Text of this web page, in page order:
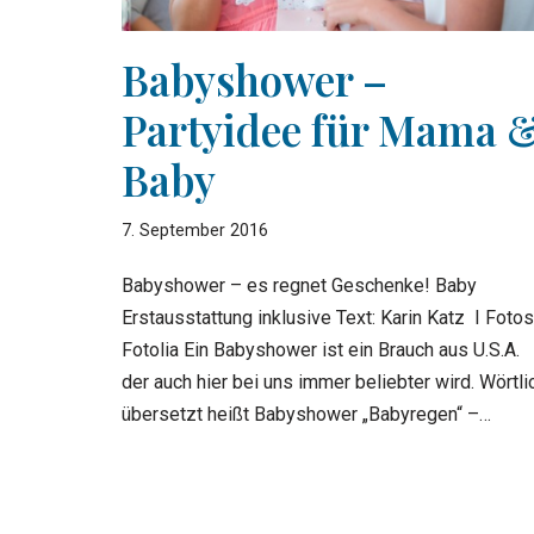
Babyshower –
Partyidee für Mama
Baby
7. September 2016
Babyshower – es regnet Geschenke! Baby
Erstausstattung inklusive Text: Karin Katz I
Fotolia Ein Babyshower ist ein Brauch aus U.S.A.
der auch hier bei uns immer beliebter wird.
übersetzt heißt Babyshower „Babyregen“ –…